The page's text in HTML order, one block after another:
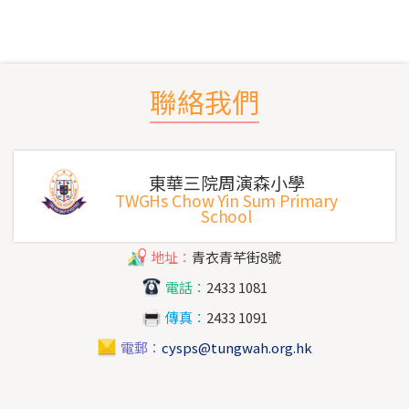
聯絡我們
東華三院周演森小學
TWGHs Chow Yin Sum Primary
School
地址： 青衣青芊街8號
電話： 2433 1081
傳真： 2433 1091
電郵： cysps@tungwah.org.hk